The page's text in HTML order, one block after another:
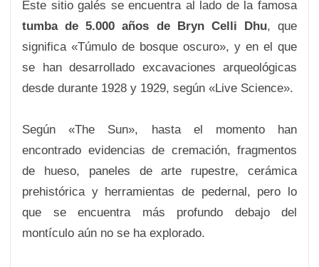
Este sitio galés se encuentra al lado de la famosa
tumba de 5.000 años de Bryn Celli Dhu, que
significa «Túmulo de bosque oscuro», y en el que
se han desarrollado excavaciones arqueológicas
desde durante 1928 y 1929, según «Live Science».
Según «The Sun», hasta el momento han
encontrado evidencias de cremación, fragmentos
de hueso, paneles de arte rupestre, cerámica
prehistórica y herramientas de pedernal, pero lo
que se encuentra más profundo debajo del
montículo aún no se ha explorado.